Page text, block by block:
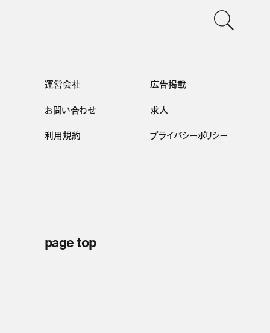
運営会社
広告掲載
お問い合わせ
求人
利用規約 プライバシーポリシー
page top